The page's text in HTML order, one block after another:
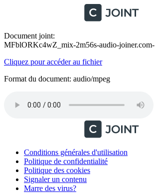
Document joint:
MFblORKc4wZ_mix-2m56s-audio-
Cliquez pour accéder au fichier
Format du document: audio/mpeg
Conditions générales d'utilisation
Politique de confidentialité
Politique des cookies
Signaler un contenu
Marre des virus?